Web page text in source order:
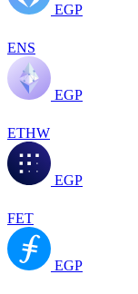
EGP
ENS
EGP
ETHW
EGP
FET
EGP